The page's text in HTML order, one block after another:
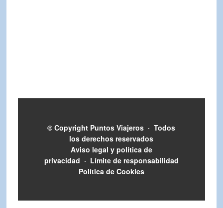
© Copyright Puntos Viajeros · Todos
los derechos reservados
Aviso legal y política de
privacidad · Límite de responsabilidad
Política de Cookies